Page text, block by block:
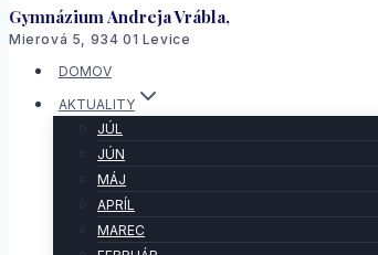
Gymnázium Andreja Vrábla,
Mierová 5, 934 01 Levice
DOMOV
AKTUALITY
JÚL
JÚN
MÁJ
APRÍL
MAREC